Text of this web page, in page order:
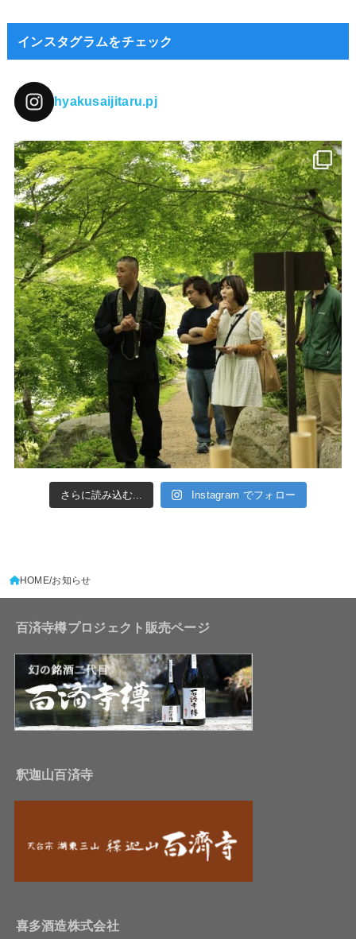
インスタグラムをチェック
hyakusaijitaru.pj
さらに読み込む... Instagram でフォロー
HOME お知らせ
百済寺樽プロジェクト販売ページ
釈迦山百済寺
喜多酒造株式会社